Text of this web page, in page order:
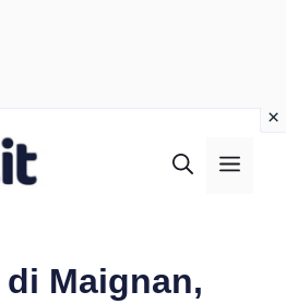
di Maignan,